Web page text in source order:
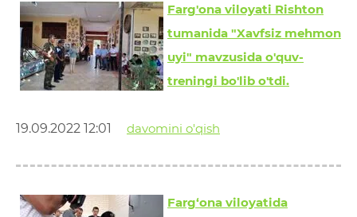
Farg'ona viloyati Rishton
tumanida "Xavfsiz mehmon
uyi" mavzusida o'quv-
treningi bo'lib o'tdi.
19.09.2022 12:01 davomini o'qish
Farg‘ona viloyatida